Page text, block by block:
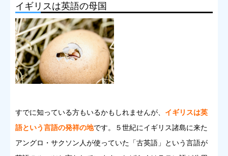
イギリスは英語の母国
すでに知っている方もいるかもしれませんが、 イギリスは英
語という言語の発祥の地です。５世紀にイギリス諸島に来た
アングロ・サクソン人が使っていた「古英語」という言語が